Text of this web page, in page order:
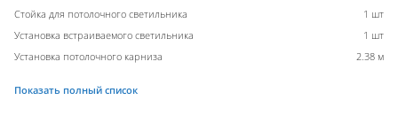
Стойка для потолочного светильника
1 шт
Установка встраиваемого светильника
1 шт
Установка потолочного карниза
2.38 м
Показать полный список